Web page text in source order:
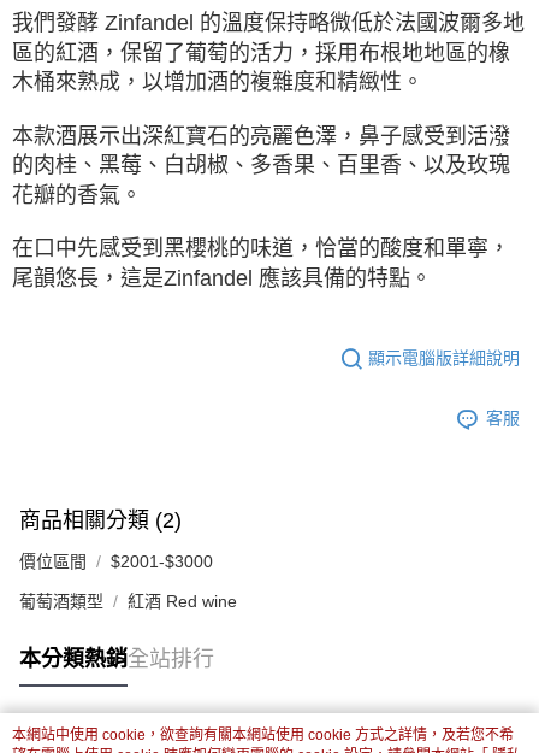
我們發酵 Zinfandel 的溫度保持略微低於法國波爾多地
區的紅酒，保留了葡萄的活⼒，採用布根地地區的橡
木桶來熟成，以增加酒的複雜度和精緻性。
本款酒展示出深紅寶石的亮麗色澤，鼻子感受到活潑
的肉桂、黑莓、白胡椒、多香果、百里香、以及玫瑰
花瓣的香氣。
在口中先感受到黑櫻桃的味道，恰當的酸度和單寧，
尾韻悠⻑，這是Zinfandel 應該具備的特點。
顯示電腦版詳細說明
客服
商品相關分類 (2)
價位區間 $2001-$3000
葡萄酒類型 紅酒 Red wine
本分類熱銷全站排行
本網站中使用 cookie，欲查詢有關本網站使用 cookie 方式之詳情，及若您不希